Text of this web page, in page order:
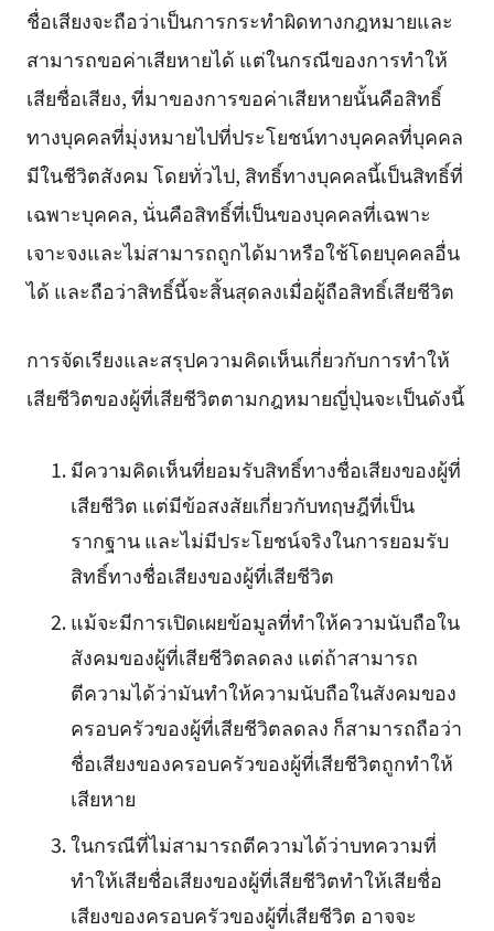
ชื่อเสียงจะถือว่าเป็นการกระทำผิดทางกฎหมายและ
สามารถขอค่าเสียหายได้ แต่ในกรณีของการทำให้
เสียชื่อเสียง, ที่มาของการขอค่าเสียหายนั้นคือสิทธิ์
ทางบุคคลที่มุ่งหมายไปที่ประโยชน์ทางบุคคลที่บุคคล
มีในชีวิตสังคม โดยทั่วไป, สิทธิ์ทางบุคคลนี้เป็นสิทธิ์ที่
เฉพาะบุคคล, นั่นคือสิทธิ์ที่เป็นของบุคคลที่เฉพาะ
เจาะจงและไม่สามารถถูกได้มาหรือใช้โดยบุคคลอื่น
ได้ และถือว่าสิทธิ์นี้จะสิ้นสุดลงเมื่อผู้ถือสิทธิ์เสียชีวิต
การจัดเรียงและสรุปความคิดเห็นเกี่ยวกับการทำให้
เสียชีวิตของผู้ที่เสียชีวิตตามกฎหมายญี่ปุ่นจะเป็นดังนี้
มีความคิดเห็นที่ยอมรับสิทธิ์ทางชื่อเสียงของผู้ที่
เสียชีวิต แต่มีข้อสงสัยเกี่ยวกับทฤษฎีที่เป็น
รากฐาน และไม่มีประโยชน์จริงในการยอมรับ
สิทธิ์ทางชื่อเสียงของผู้ที่เสียชีวิต
แม้จะมีการเปิดเผยข้อมูลที่ทำให้ความนับถือใน
สังคมของผู้ที่เสียชีวิตลดลง แต่ถ้าสามารถ
ตีความได้ว่ามันทำให้ความนับถือในสังคมของ
ครอบครัวของผู้ที่เสียชีวิตลดลง ก็สามารถถือว่า
ชื่อเสียงของครอบครัวของผู้ที่เสียชีวิตถูกทำให้
เสียหาย
ในกรณีที่ไม่สามารถตีความได้ว่าบทความที่
ทำให้เสียชื่อเสียงของผู้ที่เสียชีวิตทำให้เสียชื่อ
เสียงของครอบครัวของผู้ที่เสียชีวิต อาจจะ